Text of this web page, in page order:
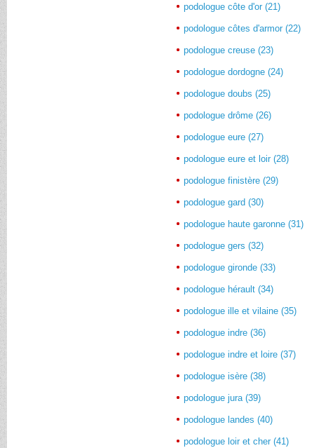
podologue côte d'or (21)
podologue côtes d'armor (22)
podologue creuse (23)
podologue dordogne (24)
podologue doubs (25)
podologue drôme (26)
podologue eure (27)
podologue eure et loir (28)
podologue finistère (29)
podologue gard (30)
podologue haute garonne (31)
podologue gers (32)
podologue gironde (33)
podologue hérault (34)
podologue ille et vilaine (35)
podologue indre (36)
podologue indre et loire (37)
podologue isère (38)
podologue jura (39)
podologue landes (40)
podologue loir et cher (41)